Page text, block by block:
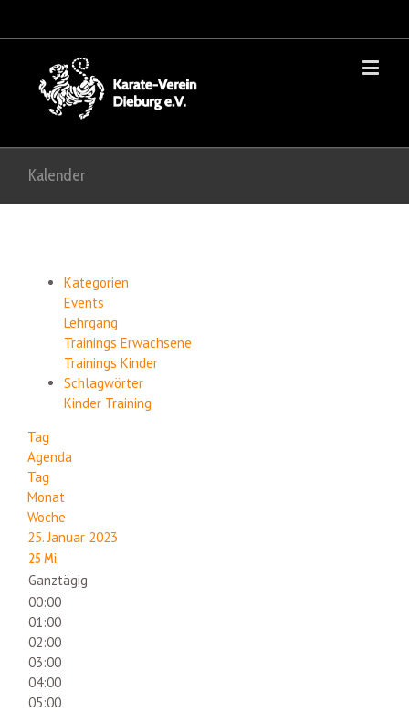
Kalender
Kategorien
Events
Lehrgang
Trainings Erwachsene
Trainings Kinder
Schlagwörter
Kinder Training
Tag
Agenda
Tag
Monat
Woche
25. Januar 2023
25 Mi.
Ganztägig
00:00
01:00
02:00
03:00
04:00
05:00